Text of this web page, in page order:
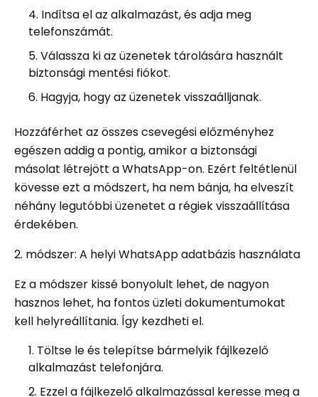
Indítsa el az alkalmazást, és adja meg
telefonszámát.
Válassza ki az üzenetek tárolására használt
biztonsági mentési fiókot.
Hagyja, hogy az üzenetek visszaálljanak.
Hozzáférhet az összes csevegési előzményhez
egészen addig a pontig, amikor a biztonsági
másolat létrejött a WhatsApp-on. Ezért feltétlenül
kövesse ezt a módszert, ha nem bánja, ha elveszít
néhány legutóbbi üzenetet a régiek visszaállítása
érdekében.
2. módszer: A helyi WhatsApp adatbázis használata
Ez a módszer kissé bonyolult lehet, de nagyon
hasznos lehet, ha fontos üzleti dokumentumokat
kell helyreállítania. Így kezdheti el.
Töltse le és telepítse bármelyik fájlkezelő
alkalmazást telefonjára.
Ezzel a fájlkezelő alkalmazással keresse meg a